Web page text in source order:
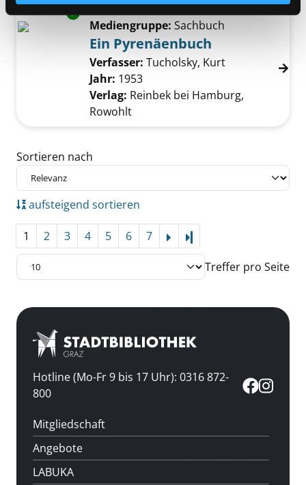
Exemplar-Details von Ein Pyrenäenbuch
Mediengruppe: Sachbuch
Ein Pyrenäenbuch
Verfasser: Tucholsky, Kurt Suche nach
Jahr: 1953
Verlag: Reinbek bei Hamburg,
Rowohlt
Zu den Suchfiltern springen
Sortieren nach
aufsteigend sortieren
1 2 3 4 5 6 7
Treffer pro Seite
Hotline (Mo-Fr 9 bis 17 Uhr): 0316 872-
800
Mitgliedschaft
Angebote
LABUKA